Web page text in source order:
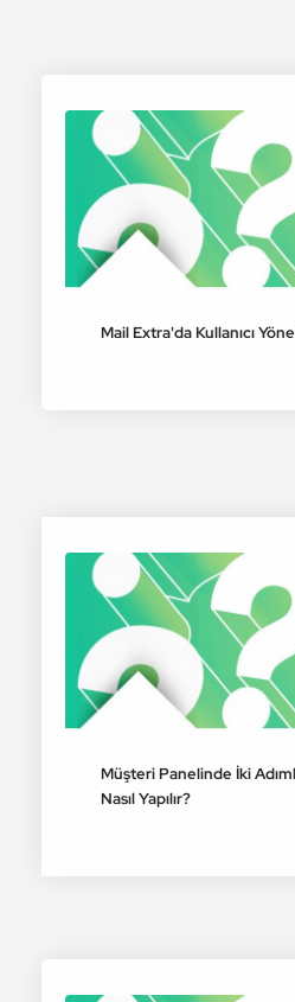
Mail Extra'da Kullanıcı
Müşteri Panelinde İki
Nasıl Yapılır?